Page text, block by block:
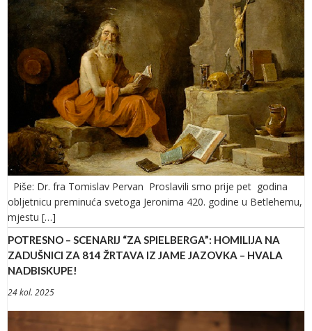
Piše: Dr. fra Tomislav Pervan Proslavili smo prije pet godina
obljetnicu preminuća svetoga Jeronima 420. godine u Betlehemu,
mjestu […]
POTRESNO – SCENARIJ “ZA SPIELBERGA”: HOMILIJA NA
ZADUŠNICI ZA 814 ŽRTAVA IZ JAME JAZOVKA – HVALA
NADBISKUPE!
24 kol. 2025